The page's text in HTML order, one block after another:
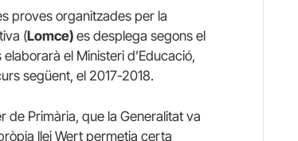
proves organitzades per la
(Lomce) es desplega segons el
el Ministeri d’Educació,
següent, el 2017-2018.
de Primària, que la Generalitat va
llei Wert permetia certa